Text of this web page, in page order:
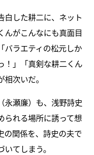
白した耕二に、ネット
んがこんなにも真面目
バラエティの松元しか
！」「真剣な耕二くん
次いだ。
永瀬廉）も、浅野詩史
られる場所に誘って想
の関係を、詩史の夫で
てしまう。